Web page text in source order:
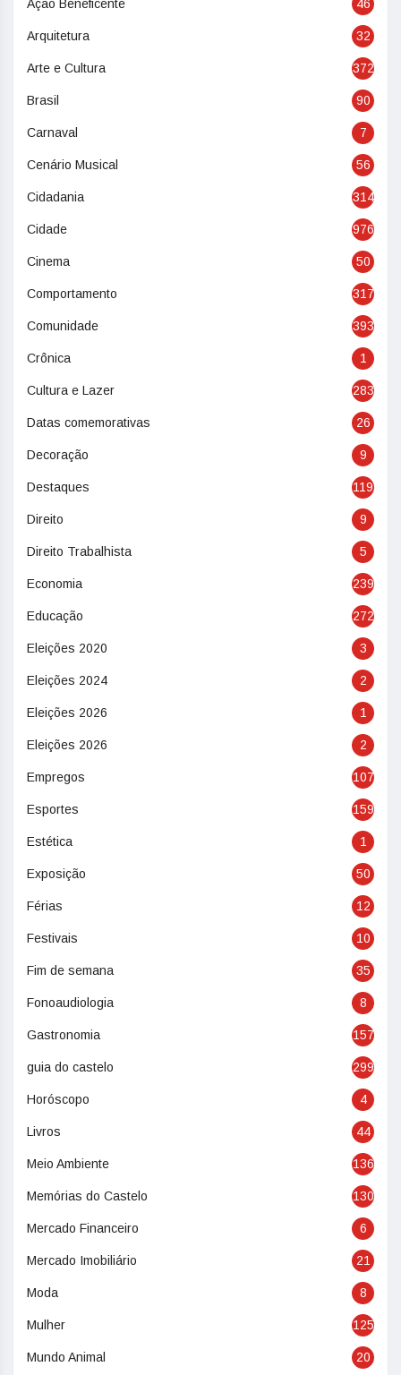
Ação Beneficente 46
Arquitetura 32
Arte e Cultura 372
Brasil 90
Carnaval 7
Cenário Musical 56
Cidadania 314
Cidade 976
Cinema 50
Comportamento 317
Comunidade 393
Crônica 1
Cultura e Lazer 283
Datas comemorativas 26
Decoração 9
Destaques 119
Direito 9
Direito Trabalhista 5
Economia 239
Educação 272
Eleições 2020 3
Eleições 2024 2
Eleições 2026 1
Eleições 2026 2
Empregos 107
Esportes 159
Estética 1
Exposição 50
Férias 12
Festivais 10
Fim de semana 35
Fonoaudiologia 8
Gastronomia 157
guia do castelo 299
Horóscopo 4
Livros 44
Meio Ambiente 136
Memórias do Castelo 130
Mercado Financeiro 6
Mercado Imobiliário 21
Moda 8
Mulher 125
Mundo Animal 20